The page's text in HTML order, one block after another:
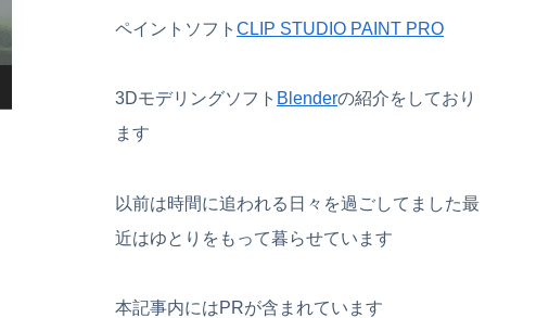
ペイントソフト CLIP STUDIO PAINT PRO
3Dモデリングソフト Blenderの紹介をしており
ます
以前は時間に追われる日々を過ごしてました最
近はゆとりをもって暮らせています
本記事内にはPRが含まれています